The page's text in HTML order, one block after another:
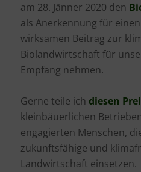
am 28. Jänner 2020 den
als Anerkennung für
wirksamen Beitrag zur
Biolandwirtschaft für
Empfang nehmen.
Gerne teile ich diesen
kleinbäuerlichen
engagierten Menschen,
zukunftsfähige und
Landwirtschaft einsetzen.